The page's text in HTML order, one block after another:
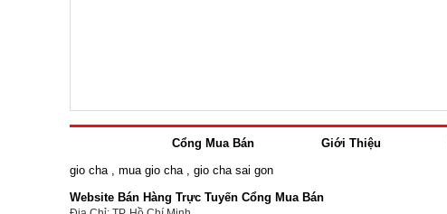
Cổng Mua Bán Giới Thiệu
gio cha
mua gio cha
gio cha sai gon
Website Bán Hàng Trực Tuyến Cổng Mua Bán